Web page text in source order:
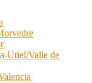
Utiel/Valle de